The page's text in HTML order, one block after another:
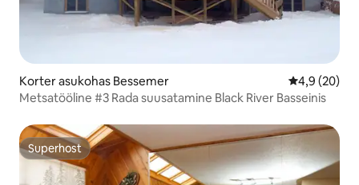
Korter asukohas Bessemer Keskmine
4,9 (20)
Metsatööline #3 Rada suusatamine Black River Basseinis
Superhost
Superhost